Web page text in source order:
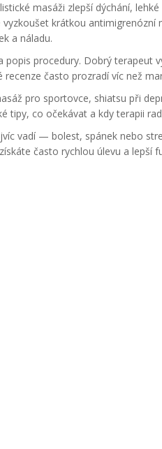
masáži zlepší dýchání,
krátkou antimigrenózní
a náladu.
procedury. Dobrý terapeut
často prozradí víc než
pro sportovce, shiatsu při
tipy, co očekávat a kdy terapii
vadí — bolest, spánek nebo
často rychlou úlevu a lepší